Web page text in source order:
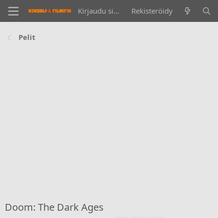
Kirjaudu sisään Rekisteröidy
Pelit
Doom: The Dark Ages